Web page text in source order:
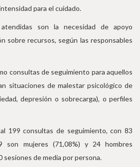
para el cuidado.
son la necesidad de apoyo
sobre recursos, según las responsables
consultas de seguimiento para aquellos
situaciones de malestar psicológico de
depresión o sobrecarga), o perfiles
199 consultas de seguimiento, con 83
son mujeres (71,08%) y 24 hombres
sesiones de media por persona.